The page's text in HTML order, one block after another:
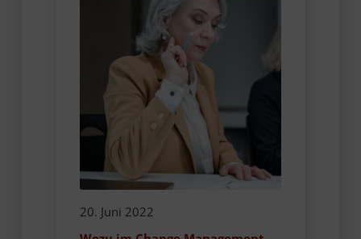
20. Juni 2022